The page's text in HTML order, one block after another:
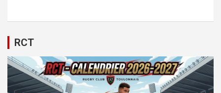
RCT